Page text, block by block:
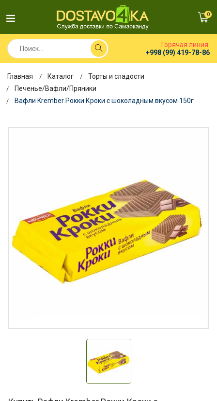
0
Горячая линия:
+998 (99) 419-78-86
Главная Каталог
Торты и сладости
Печенье/Вафли/Пряники
Вафли Krember Рокки Кроки с шоколадным вкусом 150г